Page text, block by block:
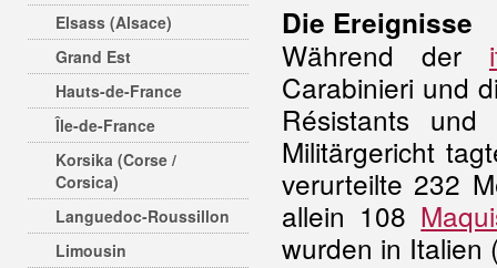
Elsass (Alsace)
Grand Est
Hauts-de-France
Île-de-France
Korsika (Corse /
Corsica)
Languedoc-Roussillon
Limousin
Die Ereignisse
Während der
Carabinieri und
Résistants und
Militärgericht
verurteilte 232
allein 108
wurden in Italien